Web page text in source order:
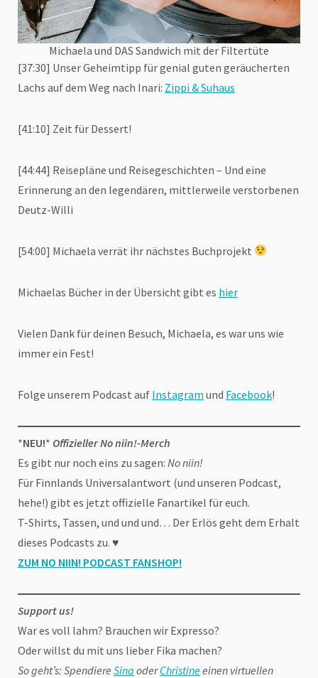
Michaela und DAS Sandwich mit der Filtertüte
[37:30] Unser Geheimtipp für genial guten geräucherten
Lachs auf dem Weg nach Inari: Zippi & Suhaus
[41:10] Zeit für Dessert!
[44:44] Reisepläne und Reisegeschichten – Und eine
Erinnerung an den legendären, mittlerweile verstorbenen
Deutz-Willi
[54:00] Michaela verrät ihr nächstes Buchprojekt
Michaelas Bücher in der Übersicht gibt es hier
Vielen Dank für deinen Besuch, Michaela, es war uns wie
immer ein Fest!
Folge unserem Podcast auf Instagram und Facebook!
*NEU!* Offizieller No niin!-Merch
Es gibt nur noch eins zu sagen: No niin!
Für Finnlands Universalantwort (und unseren Podcast,
hehe!) gibt es jetzt offizielle Fanartikel für euch.
T-Shirts, Tassen, und und und… Der Erlös geht dem Erhalt
dieses Podcasts zu. ♥
ZUM NO NIIN! PODCAST FANSHOP!
Support us!
War es voll lahm? Brauchen wir Expresso?
Oder willst du mit uns lieber Fika machen?
So geht’s: Spendiere Sina oderChristineeinen virtuellen